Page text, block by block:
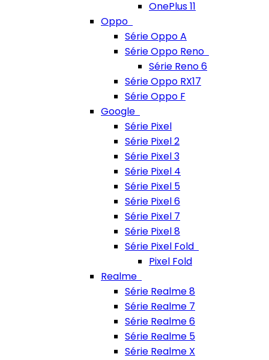
OnePlus 11
Oppo
Série Oppo A
Série Oppo Reno
Série Reno 6
Série Oppo RX17
Série Oppo F
Google
Série Pixel
Série Pixel 2
Série Pixel 3
Série Pixel 4
Série Pixel 5
Série Pixel 6
Série Pixel 7
Série Pixel 8
Série Pixel Fold
Pixel Fold
Realme
Série Realme 8
Série Realme 7
Série Realme 6
Série Realme 5
Série Realme X